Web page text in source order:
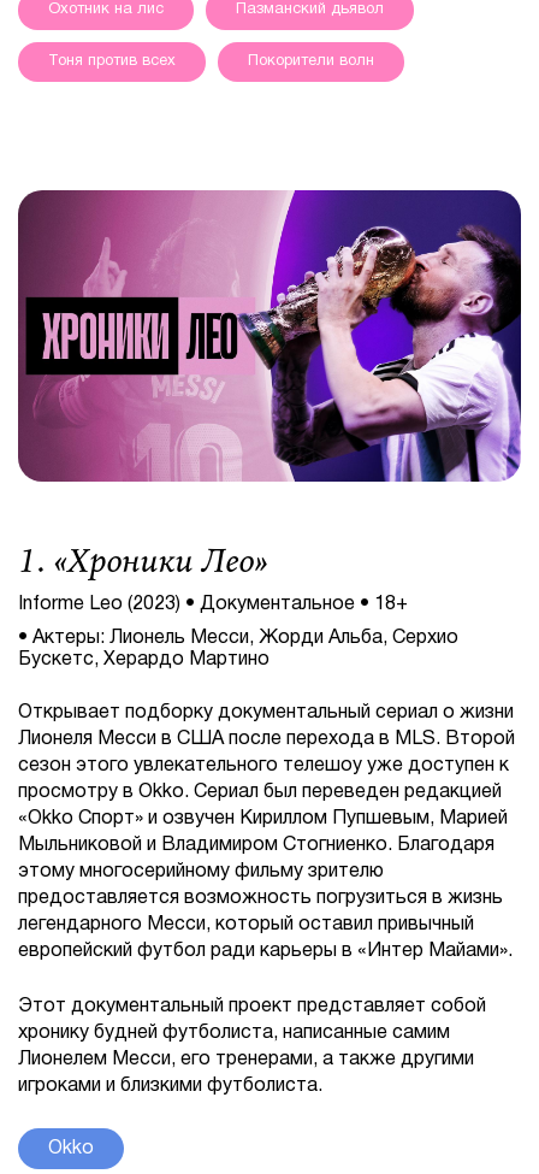
Охотник на лис Пазманский дьявол
Тоня против всех Покорители волн
1. «Хроники Лео»
Informe Leo (2023) • Документальное • 18+
• Актеры: Лионель Месси, Жорди Альба, Серхио
Бускетс, Херардо Мартино
Открывает подборку документальный сериал о жизни
Лионеля Месси в США после перехода в MLS. Второй
сезон этого увлекательного телешоу уже доступен к
просмотру в Okko. Сериал был переведен редакцией
«Okko Спорт» и озвучен Кириллом Пупшевым, Марией
Мыльниковой и Владимиром Стогниенко. Благодаря
этому многосерийному фильму зрителю
предоставляется возможность погрузиться в жизнь
легендарного Месси, который оставил привычный
европейский футбол ради карьеры в «Интер Майами».
Этот документальный проект представляет собой
хронику будней футболиста, написанные самим
Лионелем Месси, его тренерами, а также другими
игроками и близкими футболиста.
Okko